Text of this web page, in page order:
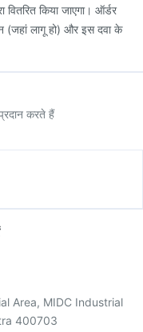
वितरित किया जाएगा। ऑर्डर
(जहां लागू हो) और इस दवा के
करते हैं
Area, MIDC Industrial
400703